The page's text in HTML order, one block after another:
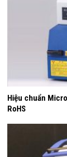
Hiệu chuẩn
RoHS